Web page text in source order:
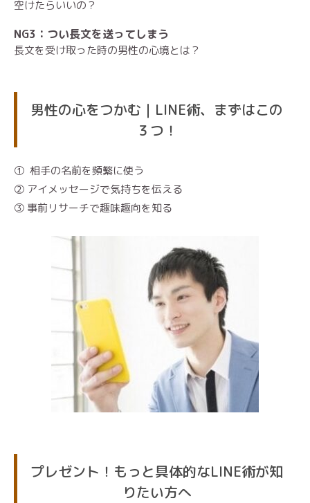
空けたらいいの？
NG3：つい長文を送ってしまう
長文を受け取った時の男性の心境とは？
男性の心をつかむ｜LINE術、まずはこの
３つ！
① 相手の名前を頻繁に使う
② アイメッセージで気持ちを伝える
③ 事前リサーチで趣味趣向を知る
プレゼント！もっと具体的なLINE術が知
りたい方へ